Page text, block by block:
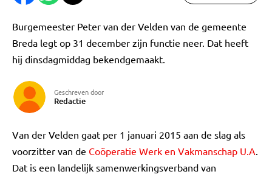
Burgemeester Peter van der Velden van de gemeente
Breda legt op 31 december zijn functie neer. Dat heeft
hij dinsdagmiddag bekendgemaakt.
Geschreven door
Redactie
Van der Velden gaat per 1 januari 2015 aan de slag als
voorzitter van de Coöperatie Werk en Vakmanschap U.A.
Dat is een landelijk samenwerkingsverband van